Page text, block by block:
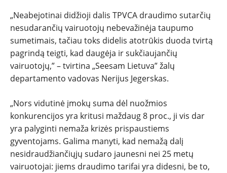
„Neabejotinai didžioji dalis TPVCA draudimo sutarčių
nesudarančių vairuotojų nebevažinėja taupumo
sumetimais, tačiau toks didelis atotrūkis duoda tvirtą
pagrindą teigti, kad daugėja ir sukčiaujančių
vairuotojų,” – tvirtina „Seesam Lietuva” žalų
departamento vadovas Nerijus Jegerskas.
„Nors vidutinė įmokų suma dėl nuožmios
konkurencijos yra kritusi maždaug 8 proc., ji vis dar
yra palyginti nemaža krizės prispaustiems
gyventojams. Galima manyti, kad nemažą dalį
nesidraudžiančiųjų sudaro jaunesni nei 25 metų
vairuotojai: jiems draudimo tarifai yra didesni, be to,